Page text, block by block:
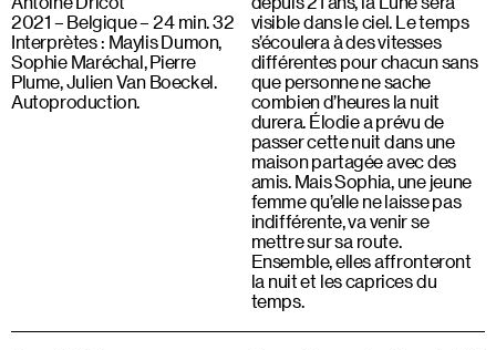
2021 – Belgique – 24 min. 32
Interprètes : Maylis Dumon,
Sophie Maréchal, Pierre
Plume, Julien Van Boeckel.
Autoproduction.
visible dans le ciel. Le temps
s’écoulera à des vitesses
différentes pour chacun sans
que personne ne sache
combien d’heures la nuit
durera. Élodie a prévu de
passer cette nuit dans une
maison partagée avec des
amis. Mais Sophia, une jeune
femme qu’elle ne laisse pas
indifférente, va venir se
mettre sur sa route.
Ensemble, elles affronteront
la nuit et les caprices du
temps.